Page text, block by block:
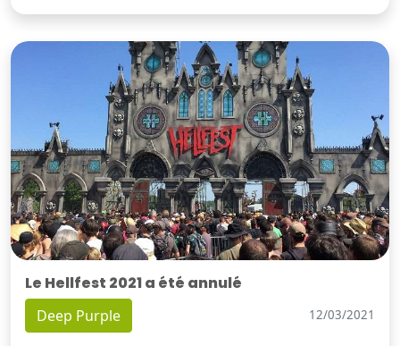
Le Hellfest 2021 a été annulé
Deep Purple 12/03/2021